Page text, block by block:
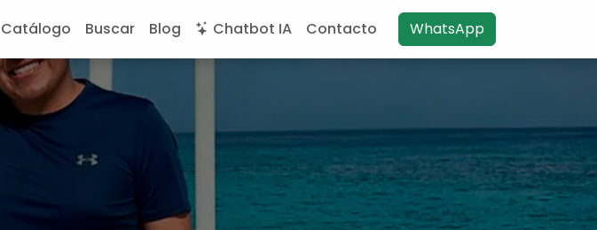
Catálogo Buscar Blog Chatbot IA Contacto WhatsApp